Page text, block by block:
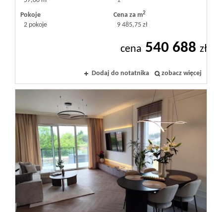
Notatnik
Oferty
inwestora
Pokoje
2 pokoje
Cena za m2
9 485,75 zł
cena 540 688 zł
Dodaj do notatnika zobacz więcej